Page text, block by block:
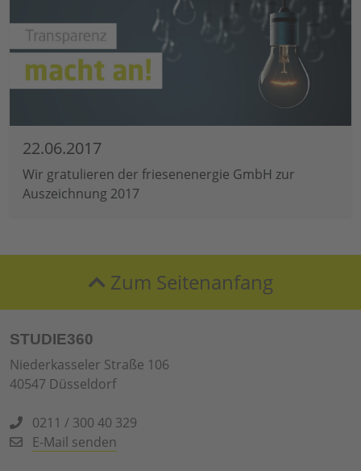
22.06.2017
Wir gratulieren der friesenenergie GmbH zur
Auszeichnung 2017
Zum Seitenanfang
STUDIE360
Niederkasseler Straße 106
40547 Düsseldorf
0211 / 300 40 329
E-Mail senden